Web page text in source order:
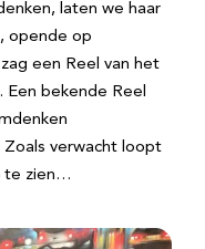
laten we haar
opende op
een Reel van het
Een bekende Reel
Zoals verwacht loopt
te zien…